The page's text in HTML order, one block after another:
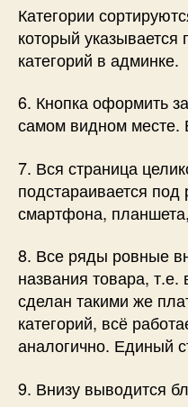
Категории
который указывается
категорий в админке.
6. Кнопка оформить
самом видном месте.
7. Вся страница
подстараивается под
смартфона,
8. Все ряды ровные
названия товара,
сделан такими же
категорий, всё
аналогично. Единый
9. Внизу выводится